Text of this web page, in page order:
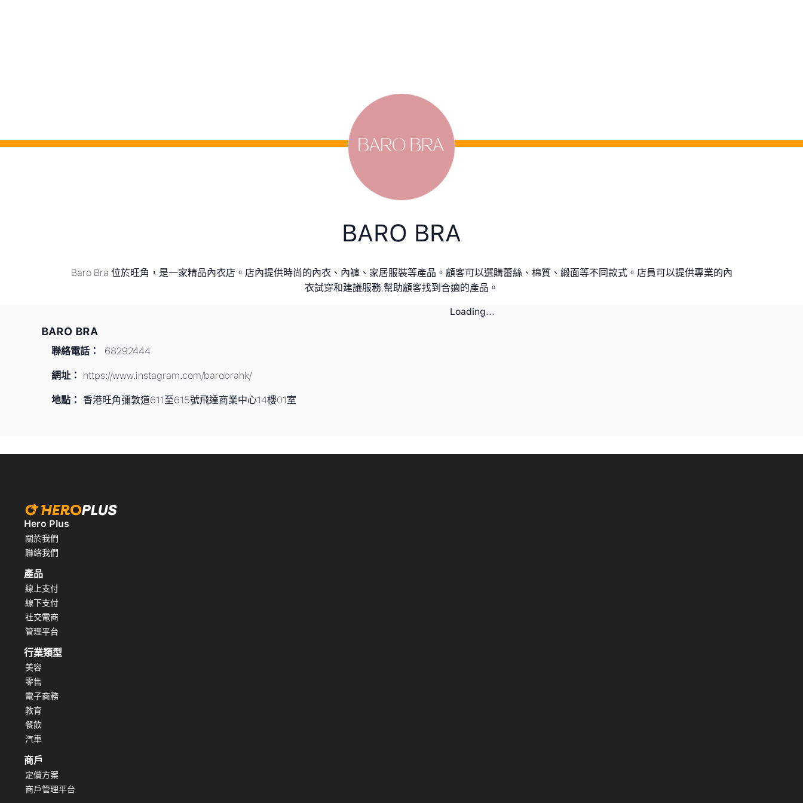
BARO BRA
Baro Bra 位於旺角，是一家精品內衣店。店內提供時尚的內衣、內褲、家居服裝等產品。顧客可以選購蕾絲、棉質、緞面等不同款式。店員可以提供專業的內
衣試穿和建議服務,幫助顧客找到合適的產品。
BARO BRA
聯絡電話： 68292444
網址： https://www.instagram.com/barobrahk/
地點： 香港旺角彌敦道611至615號飛達商業中心14樓01室
Loading...
Hero Plus
關於我們
聯絡我們
產品
線上支付
線下支付
社交電商
管理平台
行業類型
美容
零售
電子商務
教育
餐飲
汽車
商戶
定價方案
商戶管理平台